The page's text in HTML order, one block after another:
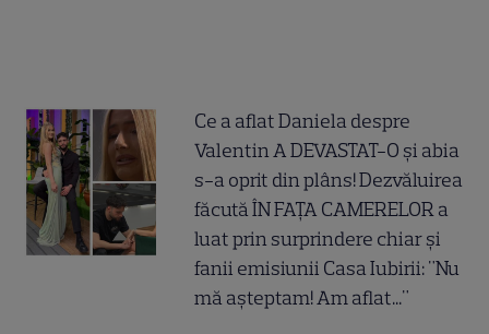
Ce a aflat Daniela despre
Valentin A DEVASTAT-O și abia
s-a oprit din plâns! Dezvăluirea
făcută ÎN FAȚA CAMERELOR a
luat prin surprindere chiar și
fanii emisiunii Casa Iubirii: "Nu
mă așteptam! Am aflat..."